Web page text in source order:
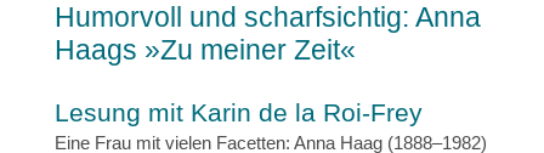
Humorvoll und scharfsichtig: Anna
Haags »Zu meiner Zeit«
Lesung mit Karin de la Roi-Frey
Eine Frau mit vielen Facetten: Anna Haag (1888–1982)